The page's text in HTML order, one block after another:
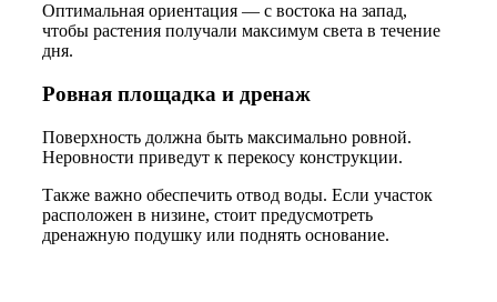
Оптимальная ориентация — с востока на запад,
чтобы растения получали максимум света в течение
дня.
Ровная площадка и дренаж
Поверхность должна быть максимально ровной.
Неровности приведут к перекосу конструкции.
Также важно обеспечить отвод воды. Если участок
расположен в низине, стоит предусмотреть
дренажную подушку или поднять основание.